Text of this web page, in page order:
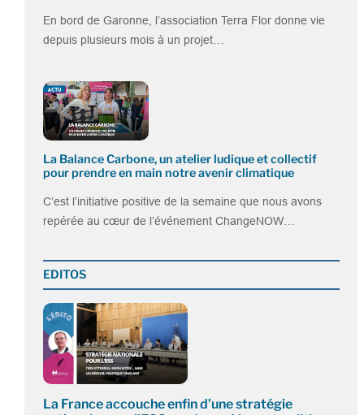
En bord de Garonne, l’association Terra Flor donne vie
depuis plusieurs mois à un projet…
La Balance Carbone, un atelier ludique et collectif
pour prendre en main notre avenir climatique
C’est l’initiative positive de la semaine que nous avons
repérée au cœur de l’événement ChangeNOW…
EDITOS
La France accouche enfin d’une stratégie